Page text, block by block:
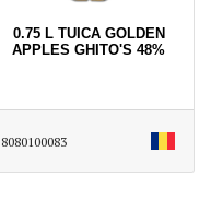
0.75 L TUICA GOLDEN
APPLES GHITO'S 48%
8080100083